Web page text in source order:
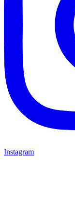
Instagram